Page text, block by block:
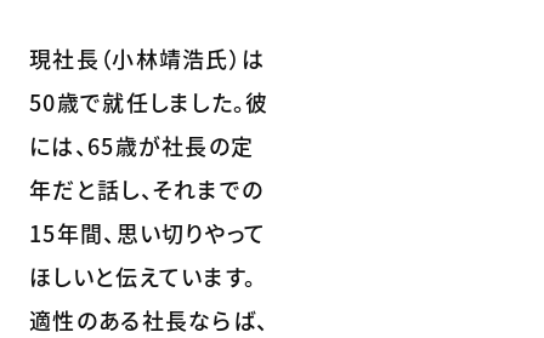
現社長（小林靖浩氏）は
50歳で就任しました。彼
には、65歳が社長の定
年だと話し、それまでの
15年間、思い切りやって
ほしいと伝えています。
適性のある社長ならば、